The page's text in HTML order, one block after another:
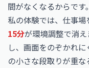
間がなくなるからです。
私の体験では、仕事
15分が環境調整で消
し、画面をのぞかれ
の小さな段取りが重